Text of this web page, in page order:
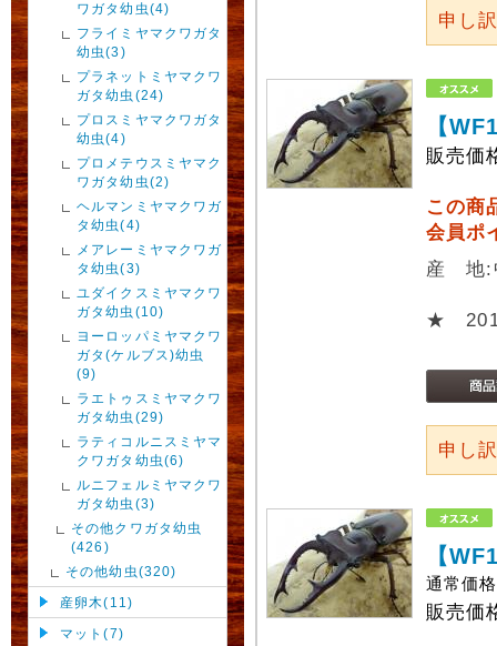
ワガタ幼虫(4)
フライミヤマクワガタ
幼虫(3)
プラネットミヤマクワ
ガタ幼虫(24)
プロスミヤマクワガタ
幼虫(4)
プロメテウスミヤマク
ワガタ幼虫(2)
ヘルマンミヤマクワガ
タ幼虫(4)
メアレーミヤマクワガ
タ幼虫(3)
ユダイクスミヤマクワ
ガタ幼虫(10)
ヨーロッパミヤマクワ
ガタ(ケルブス)幼虫
(9)
ラエトゥスミヤマクワ
ガタ幼虫(29)
ラティコルニスミヤマ
クワガタ幼虫(6)
ルニフェルミヤマクワ
ガタ幼虫(3)
その他クワガタ幼虫
(426)
その他幼虫(320)
産卵木(11)
マット(7)
申し
【
販売価
この商
会員ポ
産 地:
★
申し
【
通常価
販売価